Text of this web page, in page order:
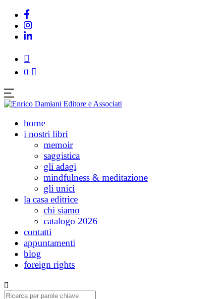
0
home
i nostri libri
memoir
saggistica
gli adagi
mindfulness & meditazione
gli unici
la casa editrice
chi siamo
catalogo 2026
contatti
appuntamenti
blog
foreign rights
Ricerca